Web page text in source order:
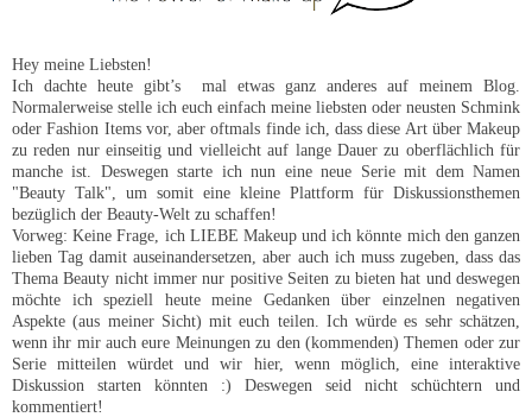
Hey meine Liebsten!
Ich dachte heute gibt’s
mal etwas ganz anderes auf meinem Blog.
Normalerweise stelle ich euch einfach meine liebsten oder neusten Schmink
oder Fashion Items vor, aber oftmals finde ich, dass diese Art über Makeup
zu reden nur einseitig und vielleicht auf lange Dauer zu oberflächlich für
manche ist. Deswegen starte ich nun eine neue Serie mit dem Namen
"Beauty Talk", um somit eine kleine Plattform für Diskussionsthemen
bezüglich der Beauty-Welt zu schaffen!
Vorweg: Keine Frage, ich LIEBE Makeup und ich könnte mich den ganzen
lieben Tag damit auseinandersetzen, aber auch ich muss zugeben, dass das
Thema Beauty nicht immer nur positive Seiten zu bieten hat und deswegen
möchte ich speziell heute meine Gedanken über einzelnen negativen
Aspekte (aus meiner Sicht) mit euch teilen. Ich würde es sehr schätzen,
wenn ihr mir auch eure Meinungen zu den (kommenden) Themen oder zur
Serie mitteilen würdet und wir hier, wenn möglich, eine interaktive
Diskussion starten könnten :) Deswegen seid nicht schüchtern und
kommentiert!